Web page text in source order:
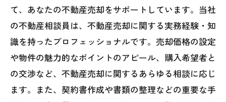
て、あなたの不動産売却をサポートしています。当社
の不動産相談員は、不動産売却に関する実務経験・知
識を持ったプロフェッショナルです。売却価格の設定
や物件の魅力的なポイントのアピール、購入希望者と
の交渉など、不動産売却に関するあらゆる相談に応じ
ます。また、契約書作成や書類の整理などの重要な手